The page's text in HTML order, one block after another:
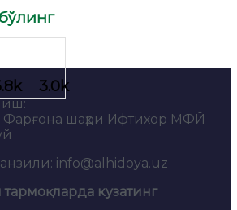
Фарғона шаҳри Ифтихор МФЙ
info@alhidoya.uz
кузатинг